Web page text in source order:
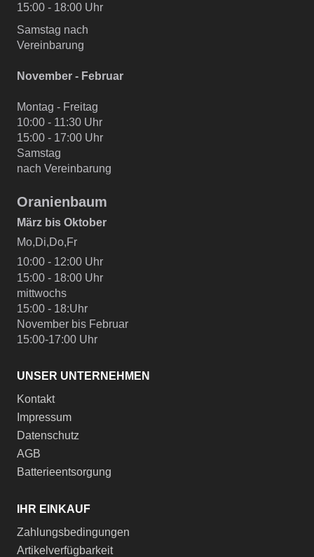
15:00 - 18:00 Uhr
Samstag nach
Vereinbarung
November - Februar
Montag - Freitag
10:00 - 11:30 Uhr
15:00 - 17:00 Uhr
Samstag
nach Vereinbarung
Oranienbaum
März bis Oktober
Mo,Di,Do,Fr
10:00 - 12:00 Uhr
15:00 - 18:00 Uhr
mittwochs
15:00 - 18:Uhr
November bis Februar
15:00-17:00 Uhr
UNSER UNTERNEHMEN
Kontakt
Impressum
Datenschutz
AGB
Batterieentsorgung
IHR EINKAUF
Zahlungsbedingungen
Artikelverfügbarkeit